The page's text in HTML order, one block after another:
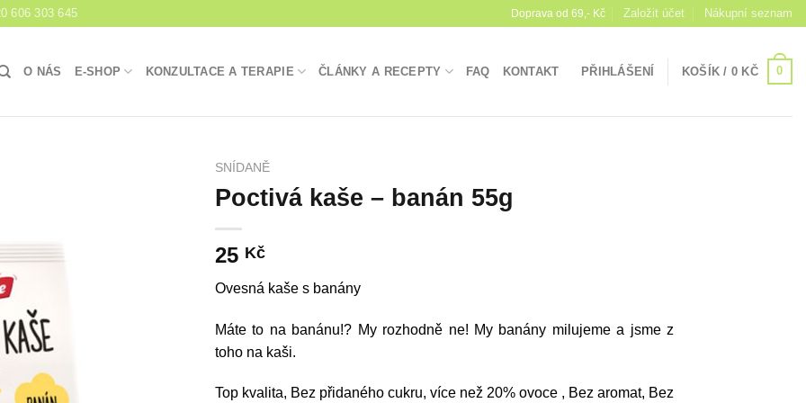
606 303 645 Doprava od 69,- Kč Založit účet Nákupní seznam
O NÁS E-SHOP KONZULTACE A TERAPIE ČLÁNKY A RECEPTY FAQ KONTAKT PŘIHLÁŠENÍ KOŠÍK / 0 KČ 0
SNÍDANĚ
Poctivá kaše – banán 55g
25 Kč
Ovesná kaše s banány
Máte to na banánu!? My rozhodně ne! My banány milujeme a jsme z
toho na kaši.
Top kvalita, Bez přidaného cukru, více než 20% ovoce , Bez aromat, Bez